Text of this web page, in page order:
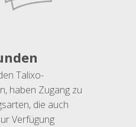
Talixo-
haben Zugang zu
die auch
Verfügung